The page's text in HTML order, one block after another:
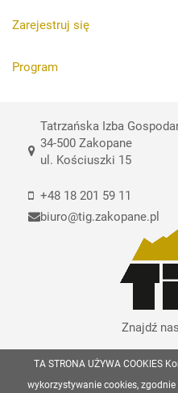
Zarejestruj się
Program
Tatrzańska Izba
34-500 Zakopane
ul. Kościuszki 15
+48 18 201 59 11
biuro@tig.zakopane.pl
Znajdź
© Copyrights
TA STRONA UŻYWA COOKIES
wykorzystywanie cookies,